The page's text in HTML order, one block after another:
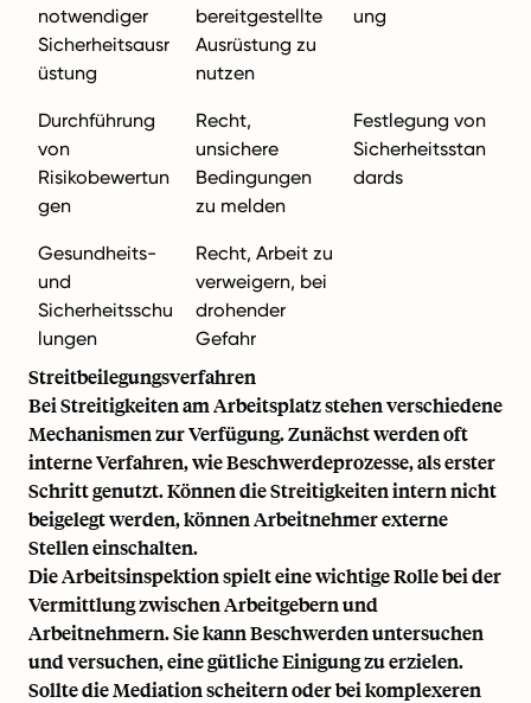
notwendiger
Sicherheitsausr
üstung
bereitgestellte
Ausrüstung zu
nutzen
ung
Durchführung
von
Risikobewertun
gen
Recht,
unsichere
Bedingungen
zu melden
Festlegung von
Sicherheitsstan
dards
Gesundheits-
und
Sicherheitsschu
lungen
Recht, Arbeit zu
verweigern, bei
drohender
Gefahr
Streitbeilegungsverfahren
Bei Streitigkeiten am Arbeitsplatz stehen verschiedene
Mechanismen zur Verfügung. Zunächst werden oft
interne Verfahren, wie Beschwerdeprozesse, als erster
Schritt genutzt. Können die Streitigkeiten intern nicht
beigelegt werden, können Arbeitnehmer externe
Stellen einschalten.
Die Arbeitsinspektion spielt eine wichtige Rolle bei der
Vermittlung zwischen Arbeitgebern und
Arbeitnehmern. Sie kann Beschwerden untersuchen
und versuchen, eine gütliche Einigung zu erzielen.
Sollte die Mediation scheitern oder bei komplexeren